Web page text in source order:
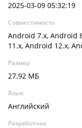
2025-03-09 05:32:19
Совместимость
Android 7.x, Android
11.x, Android 12.x,
Размер
27.92 МБ
Язык
Английский
Разработчик